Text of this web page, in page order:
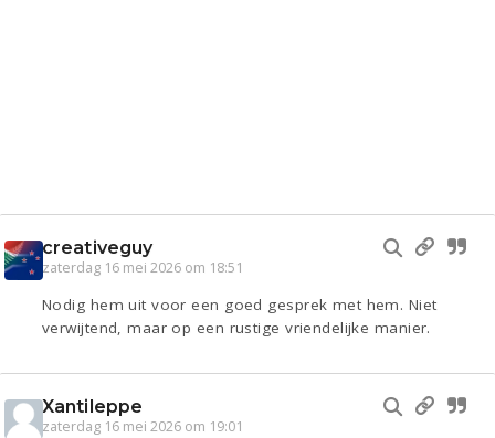
creativeguy
zaterdag 16 mei 2026 om 18:51
Nodig hem uit voor een goed gesprek met hem. Niet
verwijtend, maar op een rustige vriendelijke manier.
Xantileppe
zaterdag 16 mei 2026 om 19:01